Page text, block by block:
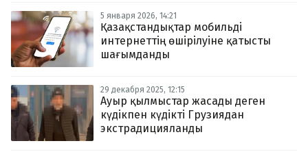
zhasalash100@gmail.com
5 января 2026, 14:21
Қазақстандықтар мобильді
интернеттің өшірілуіне қатысты
шағымданды
29 декабря 2025, 12:15
Ауыр қылмыстар жасады деген
күдікпен күдікті Грузиядан
экстрадицияланды